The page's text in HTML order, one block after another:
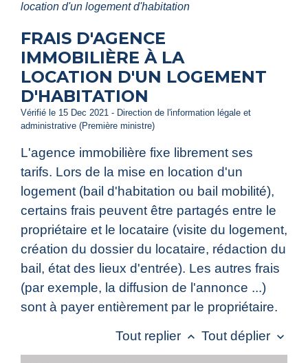
location d'un logement d'habitation
FRAIS D'AGENCE
IMMOBILIÈRE À LA
LOCATION D'UN LOGEMENT
D'HABITATION
Vérifié le 15 Dec 2021 - Direction de l'information légale et
administrative (Première ministre)
L'agence immobilière fixe librement ses
tarifs. Lors de la mise en location d'un
logement (bail d'habitation ou bail mobilité),
certains frais peuvent être partagés entre le
propriétaire et le locataire (visite du logement,
création du dossier du locataire, rédaction du
bail, état des lieux d'entrée). Les autres frais
(par exemple, la diffusion de l'annonce ...)
sont à payer entièrement par le propriétaire.
Tout replier keyboard_arrow_up Tout déplier keyboard_arrow_down